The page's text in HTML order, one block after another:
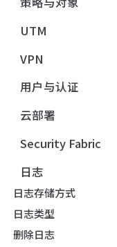
UTM
VPN
用户与认证
云部署
Security Fabric
日志
日志存储方式
日志类型
删除日志